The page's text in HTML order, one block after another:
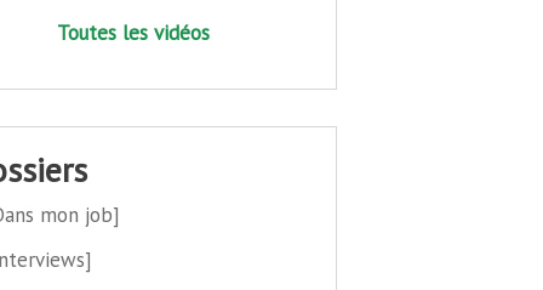
Toutes les vidéos
mon job]